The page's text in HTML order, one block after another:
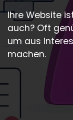
Ihre Website
auch? Oft
um aus
machen.